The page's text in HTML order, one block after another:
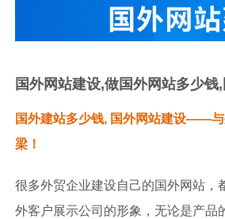
国外网站建设,做国外网站多少钱
国外建站多少钱, 国外网站建设——
梁！
很多外贸企业建设自己的国外网站，
外客户展示公司的形象，无论是产品